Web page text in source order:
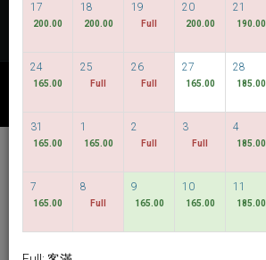
彈性的日期
Hotel Bencoolen @
Hong Kong Street
繁體中文 SGD
17
200.00
18
200.00
19
Full
20
200.00
21
190.00
24
165.00
25
Full
26
Full
27
165.00
28
185.00
31
165.00
1
165.00
2
Full
3
Full
4
185.00
7
165.00
8
Full
9
165.00
10
165.00
11
185.00